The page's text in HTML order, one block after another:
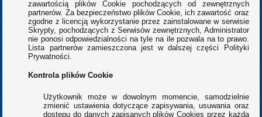
zawartością plików Cookie pochodzących od zewnętrznych
partnerów. Za bezpieczeństwo plików Cookie, ich zawartość oraz
zgodne z licencją wykorzystanie przez zainstalowane w serwisie
Skrypty, pochodzących z Serwisów zewnętrznych, Administrator
nie ponosi odpowiedzialności na tyle na ile pozwala na to prawo.
Lista partnerów zamieszczona jest w dalszej części Polityki
Prywatności.
Kontrola plików Cookie
Użytkownik może w dowolnym momencie, samodzielnie
zmienić ustawienia dotyczące zapisywania, usuwania oraz
dostępu do danych zapisanych plików Cookies przez każdą